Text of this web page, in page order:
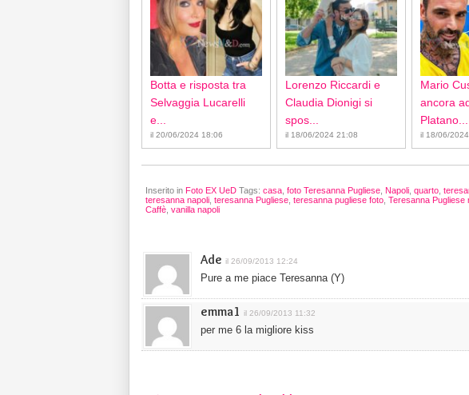
Botta e risposta tra
Selvaggia Lucarelli
e...
il 20/06/2024 18:06
Lorenzo Riccardi e
Claudia Dionigi si
spos...
il 18/06/2024 21:08
Mario
ancora
Platano...
il 18/06/
Inserito in Foto EX UeD Tags: casa foto Teresanna Pugliese Napoli quarto
teresanna napoli teresanna Pugliese teresanna pugliese foto Teresanna Pugliese
Caffè vanilla napoli
Ade il 26/09/2013 12:24
Pure a me piace Teresanna (Y)
emma1 il 26/09/2013 11:32
per me 6 la migliore kiss